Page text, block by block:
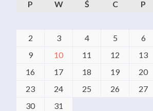
P W Ś C P
2
3 4 5 6
9
10 11 12 13
16
17 18 19 20
23
24 25 26 27
30
31